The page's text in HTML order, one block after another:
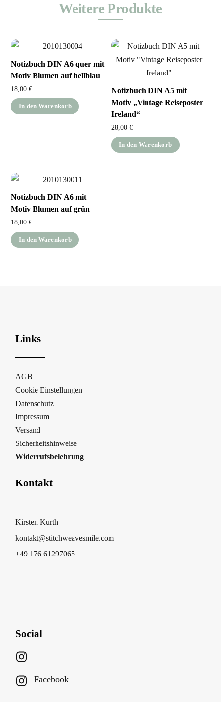
Weitere Produkte
Notizbuch DIN A6 quer mit
Motiv Blumen auf hellblau
18,00€
In den Warenkorb
Notizbuch DIN A5 mit
Motiv „Vintage Reiseposter
Ireland“
28,00 €
In den Warenkorb
Notizbuch DIN A6 mit
Motiv Blumen auf grün
18,00€
In den Warenkorb
Links
AGB
Cookie Einstellungen
Datenschutz
Impressum
Versand
Sicherheitshinweise
Widerrufsbelehrung
Kontakt
Kirsten Kurth
kontakt@stitchweavesmile.com
+49 176 61297065
Social
Facebook